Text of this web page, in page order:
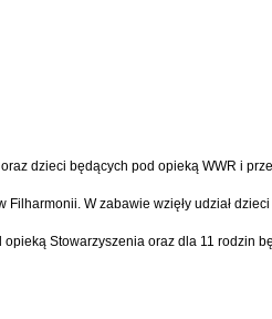
dzieci będących pod opieką WWR i
W zabawie wzięły udział
Stowarzyszenia oraz dla 11 rodzin